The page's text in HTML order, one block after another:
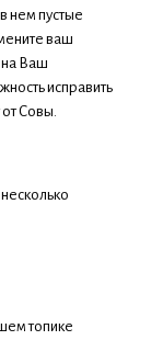
нем пустые
ваш
на Ваш
исправить
Совы.
топике